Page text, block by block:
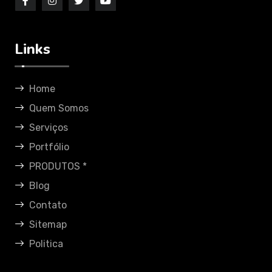
Links
Home
Quem Somos
Serviços
Portfólio
PRODUTOS *
Blog
Contato
Sitemap
Politica